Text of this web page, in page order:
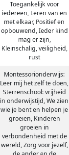
Toegankelijk voor
iedereen, Leren van en
met elkaar, Positief en
opbouwend, Ieder kind
mag er zijn,
Kleinschalig, veiligheid,
rust
Montessorionderwijs:
Leer mij het zelf te doen,
Sterrenschool: vrijheid
in onderwijstijd, We zien
wie je bent en helpen je
groeien, Kinderen
groeien in
verbondenheid met de
wereld, Zorg voor jezelf,